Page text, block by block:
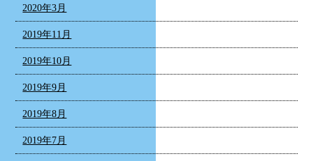
2020年3月
2019年11月
2019年10月
2019年9月
2019年8月
2019年7月